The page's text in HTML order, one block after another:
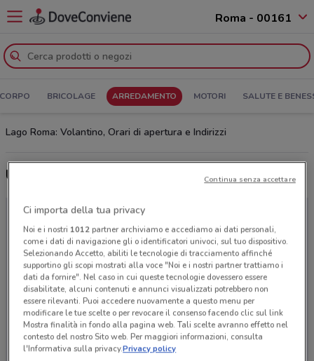
Roma - 00161
BRICOLAGE ARREDAMENTO MOTORI SALUTE E
Lago Roma: Volantino, Orari di apertura e Indirizzi
Ultime offerte del volantino Lago
Ci importa della tua privacy
Noi e i nostri 1012partner archiviamo e accediamo ai dati personali,
come i dati di navigazione gli o identificatori univoci, sul tuo dispositivo.
Selezionando Accetto, abiliti le tecnologie di tracciamento affinché
supportino gli scopi mostrati alla voce "Noi e i nostri partner trattiamo i
dati da fornire". Nel caso in cui queste tecnologie dovessero essere
disabilitate, alcuni contenuti e annunci visualizzati potrebbero non
essere rilevanti. Puoi accedere nuovamente a questo menu per
modificare le tue scelte o per revocare il consenso facendo clic sul link
Mostra finalità in fondo alla pagina web. Tali scelte avranno effetto nel
contesto del nostro Sito web. Per maggiori informazioni, consulta
l'Informativa sulla privacy.Privacy policy
Continua senza accettare